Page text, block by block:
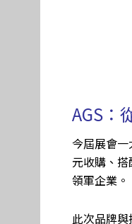
AGS：
今屆展會
元收購、
領軍企業。
此次品牌